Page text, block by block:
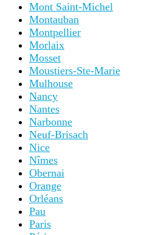
Mont Saint-Michel
Montauban
Montpellier
Morlaix
Mosset
Moustiers-Ste-Marie
Mulhouse
Nancy
Nantes
Narbonne
Neuf-Brisach
Nice
Nîmes
Obernai
Orange
Orléans
Pau
Paris